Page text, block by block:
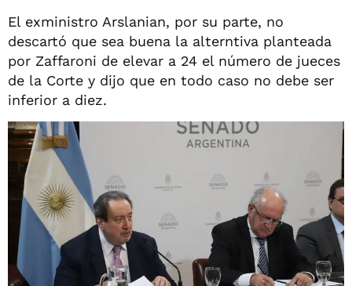
El exministro Arslanian, por su parte, no
descartó que sea buena la alterntiva planteada
por Zaffaroni de elevar a 24 el número de jueces
de la Corte y dijo que en todo caso no debe ser
inferior a diez.